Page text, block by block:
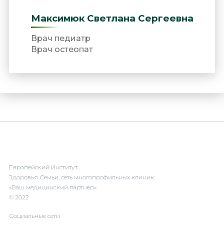
Максимюк Светлана Сергеевна
Врач педиатр
Врач остеопат
Европейский Институт
Здоровья Семьи, сеть многопрофильных клиник
«Ваш медицинский партнер»
© 2022
Социальные сети